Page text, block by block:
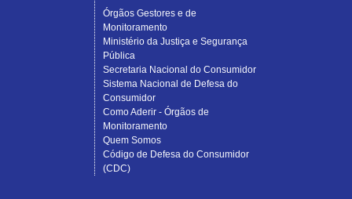
Órgãos Gestores e de
Monitoramento
Ministério da Justiça e Segurança
Pública
Secretaria Nacional do Consumidor
Sistema Nacional de Defesa do
Consumidor
Como Aderir - Órgãos de
Monitoramento
Quem Somos
Código de Defesa do Consumidor
(CDC)